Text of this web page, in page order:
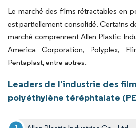
Le marché des films rétractables en
est partiellement consolidé. Certains
marché comprennent Allen Plastic
America Corporation, Polyplex,
Pentaplast, entre autres.
Leaders de l'industrie des
polyéthylène téréphtalate